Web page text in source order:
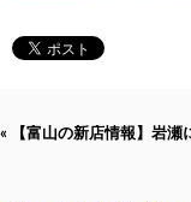
« 【富山の新店情報】岩瀬